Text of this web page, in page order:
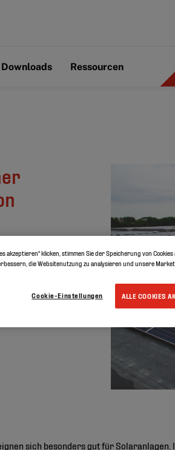
Downloads Ressourcen
sich besonders gut für
akzeptieren“ klicken, stimmen Sie der Speicherung von
die Websitenutzung zu analysieren und unsere
ALLE COOKIES
Cookie-Einstellungen